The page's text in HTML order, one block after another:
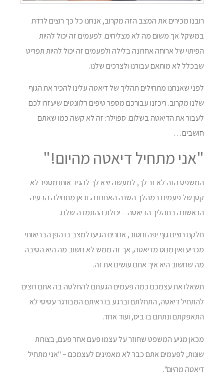
רובנו מכירים את המצב הזה מקרוב, אנחנו כל כך רוצים לרדת
במשקל אך משום מה לא מצליחים. לפעמים זה יכול להיות
הפיתוי של ארוחה אחרונה בלילה ולפעמים זה יכול להיות תפריט
שבכלל לא מותאם עבורנו ולצרכים שלנו.
לפני שאנחנו מתחילים תהליך של דיאטה עלינו להכיר את הגוף
שלנו מקרוב. ריכזנו עבורכם מספר טיפים רלוונטים שיעזרו לכם
לעבור את הדיאטה בשלום. ספוילר: זה לא קשה כמו שאתם
חושבים…
"אני מתחיל דיאטה מהיום!"
המשפט הזה לא זר לך, למעשה יצא לך להגיד אותו מספר לא
קטן של פעמים במהלך השנה האחרונה. וכאן מתחילה הבעיה
הראשונה בתהליך הדיאטה – יכולת ההתמדה שלנו.
חלקנו רוצים גוף יפה וחטוב, אחרים הגיעו למצב בו הפן הבריאותי
מכריע ואין מנוס מדיאטה, אך זה ממש לא חשוב מה היא הסיבה
מה שחשוב היא איך אתם עושים את זה.
תשאלו את עצמכם כמה פעמים הגעתם להחלטה בה אתם רוצים
להתחיל דיאטה, התחלתם וברגע בו ראיתם המבורגר עסיסי לא
התאפקתם ונתתם בו ביס, ועוד אחד.
מכאן מגיע המשפט שחוזר על עצמו פעם אחר פעם, בצורות
שונות, לפעמים אתם כבר לא מאמינים לעצמכם – "אני מתחיל
דיאטה מהיום".